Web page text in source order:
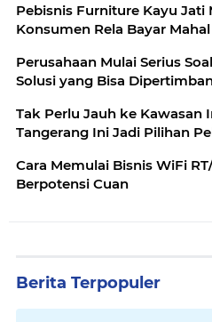
Pebisnis Furniture Kayu Jati
Konsumen Rela Bayar Mahal
Perusahaan Mulai Serius
Solusi yang Bisa
Tak Perlu Jauh ke Kawasan
Tangerang Ini Jadi Pilihan
Cara Memulai Bisnis WiFi
Berpotensi Cuan
Berita Terpopuler